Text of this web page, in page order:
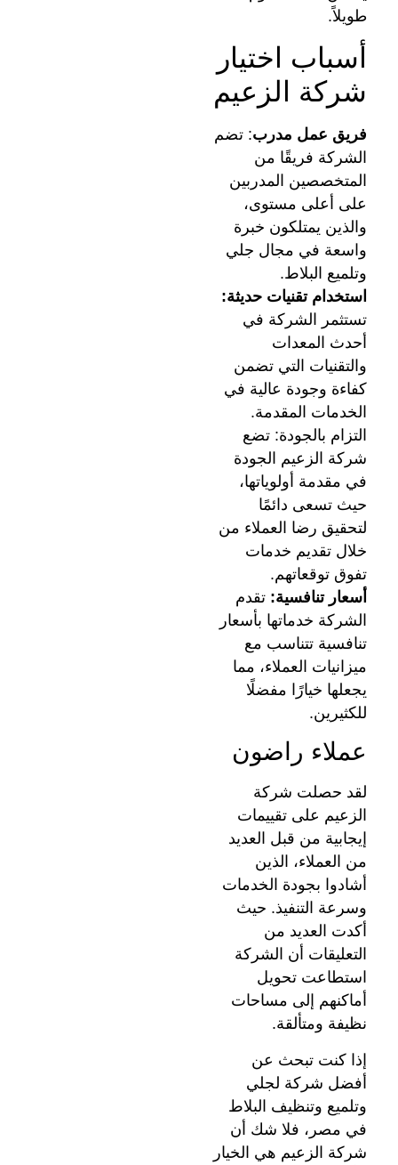
طويلاً.
أسباب اختيار
شركة الزعيم
فريق عمل مدرب: تضم
الشركة فريقًا من
المتخصصين المدربين
على أعلى مستوى،
والذين يمتلكون خبرة
واسعة في مجال جلي
وتلميع البلاط.
استخدام تقنيات حديثة:
تستثمر الشركة في
أحدث المعدات
والتقنيات التي تضمن
كفاءة وجودة عالية في
الخدمات المقدمة.
التزام بالجودة: تضع
شركة الزعيم الجودة
في مقدمة أولوياتها،
حيث تسعى دائمًا
لتحقيق رضا العملاء من
خلال تقديم خدمات
تفوق توقعاتهم.
أسعار تنافسية: تقدم
الشركة خدماتها بأسعار
تنافسية تتناسب مع
ميزانيات العملاء، مما
يجعلها خيارًا مفضلًا
للكثيرين.
عملاء راضون
لقد حصلت شركة
الزعيم على تقييمات
إيجابية من قبل العديد
من العملاء، الذين
أشادوا بجودة الخدمات
وسرعة التنفيذ. حيث
أكدت العديد من
التعليقات أن الشركة
استطاعت تحويل
أماكنهم إلى مساحات
نظيفة ومتألقة.
إذا كنت تبحث عن
أفضل شركة لجلي
وتلميع وتنظيف البلاط
في مصر، فلا شك أن
شركة الزعيم هي الخيار